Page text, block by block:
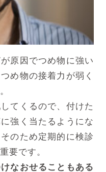
原因でつめ物に強い
め物の接着力が弱く
てくるので、付けた
強く当たるようにな
のため定期的に検診
要です。
なおせることもある